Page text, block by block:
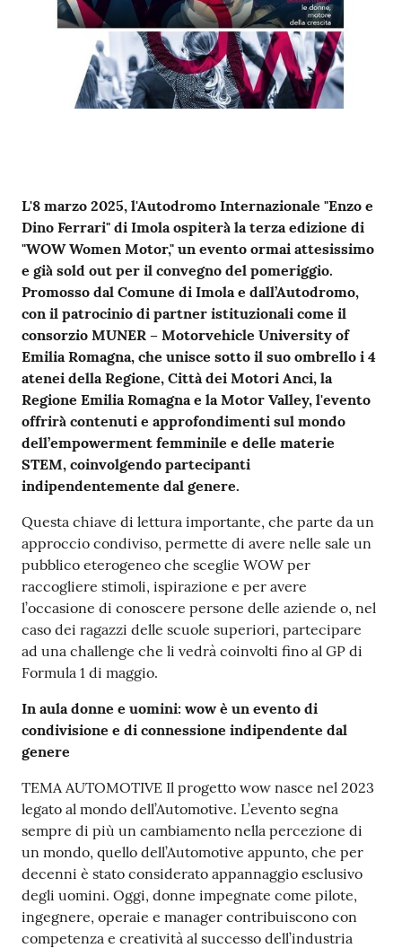
Contenuto
L'8 marzo 2025, l'Autodromo Internazionale "Enzo e
Dino Ferrari" di Imola ospiterà̀ la terza edizione di
"WOW Women Motor," un evento ormai attesissimo
e già̀ sold out per il convegno del pomeriggio.
Promosso dal Comune di Imola e dall’Autodromo,
con il patrocinio di partner istituzionali come il
consorzio MUNER – Motorvehicle University of
Emilia Romagna, che unisce sotto il suo ombrello i 4
atenei della Regione, Città dei Motori Anci, la
Regione Emilia Romagna e la Motor Valley, l'evento
offrirà̀ contenuti e approfondimenti sul mondo
dell’empowerment femminile e delle materie
STEM, coinvolgendo partecipanti
indipendentemente dal genere.
Questa chiave di lettura importante, che parte da un
approccio condiviso, permette di avere nelle sale un
pubblico eterogeneo che sceglie WOW per
raccogliere stimoli, ispirazione e per avere
l’occasione di conoscere persone delle aziende o, nel
caso dei ragazzi delle scuole superiori, partecipare
ad una challenge che li vedrà coinvolti fino al GP di
Formula 1 di maggio.
In aula donne e uomini: wow è un evento di
condivisione e di connessione indipendente dal
genere
TEMA AUTOMOTIVE Il progetto wow nasce nel 2023
legato al mondo dell’Automotive. L’evento segna
sempre di più un cambiamento nella percezione di
un mondo, quello dell’Automotive appunto, che per
decenni è stato considerato appannaggio esclusivo
degli uomini. Oggi, donne impegnate come pilote,
ingegnere, operaie e manager contribuiscono con
competenza e creatività al successo dell’industria